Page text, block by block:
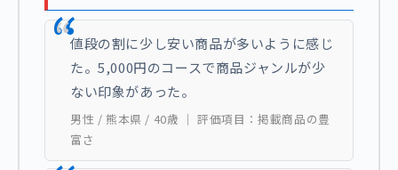
値段の割に少し安い商品が多いように感じ
た。5,000円のコースで商品ジャンルが少
ない印象があった。
男性 / 熊本県 / 40歳 ｜ 評価項目：掲載商品の豊
富さ